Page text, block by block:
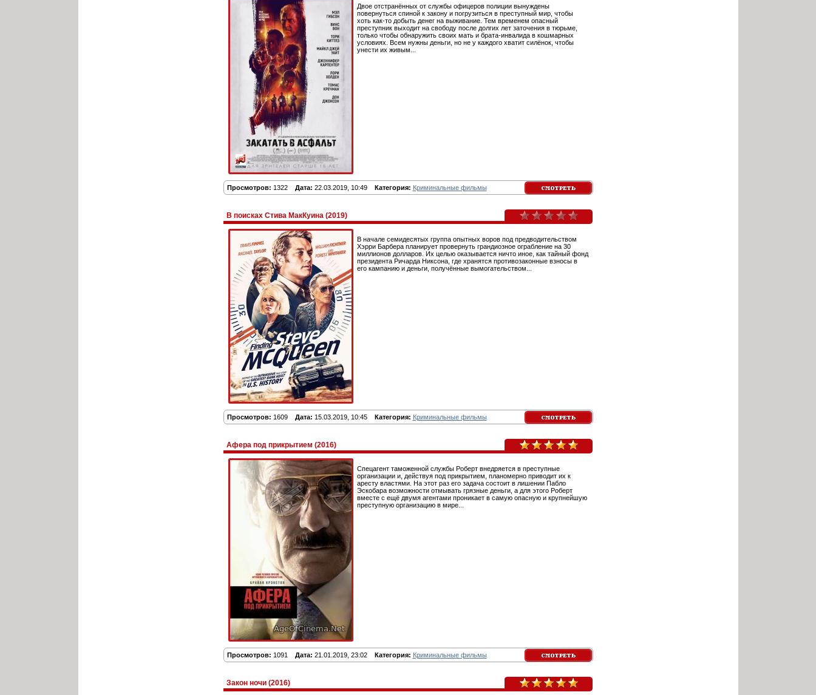
Двое отстранённых от службы офицеров полиции вынуждены
повернуться спиной к закону и погрузиться в преступный мир, чтобы
хоть как-то добыть денег на выживание. Тем временем опасный
преступник выходит на свободу после долгих лет заточения в тюрьме,
только чтобы обнаружить своих мать и брата-инвалида в кошмарных
условиях. Всем нужны деньги, но не у каждого хватит силёнок, чтобы
унести их живым...
Просмотров: 1322 Дата: 22.03.2019, 10:49 Категория: Криминальные фильмы
В поисках Стива МакКуина (2019)
В начале семидесятых группа опытных воров под предводительством
Хэрри Барбера планирует провернуть грандиозное ограбление на 30
миллионов долларов. Их целью оказывается ничто иное, как тайный фонд
президента Ричарда Никсона, где хранятся противозаконные взносы в
его кампанию и деньги, получённые вымогательством...
Просмотров: 1609 Дата: 15.03.2019, 10:45 Категория: Криминальные фильмы
Афера под прикрытием (2016)
Спецагент таможенной службы Роберт внедряется в преступные
организации и, действуя под прикрытием, планомерно приводит их к
аресту властями. На этот раз его задача состоит в лишении Пабло
Эскобара возможности отмывать грязные деньги, а для этого Роберт
вместе с ещё двумя агентами проникает в самую опасную и крупнейшую
преступную организацию в мире...
Просмотров: 1091 Дата: 21.01.2019, 23:02 Категория: Криминальные фильмы
Закон ночи (2016)